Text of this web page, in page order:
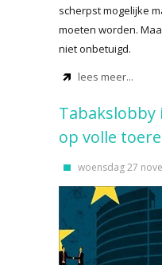
scherpst mogelijke
moeten worden.
niet onbetuigd.
lees meer...
Tabakslobby
op volle
woensdag 27